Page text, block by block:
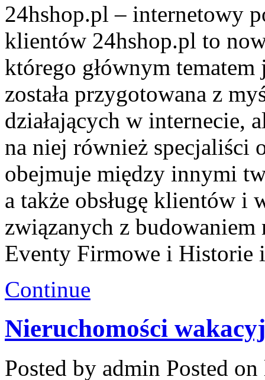
24hshop.pl – internetowy
klientów 24hshop.pl to
którego głównym
została przygotowana z
działających w internecie,
na niej również specjaliści
obejmuje między innymi
a także obsługę klientów i
związanych z
Eventy Firmowe i
Continue
Nieruchomości
Posted by admin Posted